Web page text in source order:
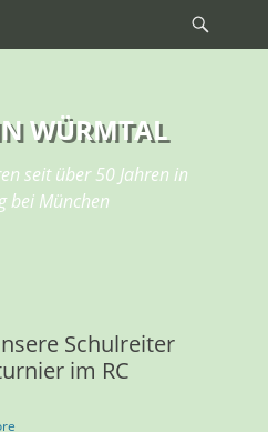
WÜRMTAL
seit über 50 Jahren in
bei München
Schulreiter
im RC